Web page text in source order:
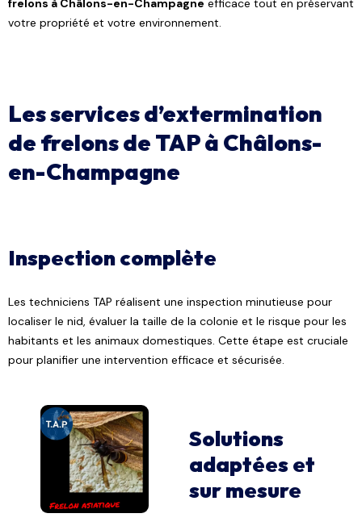
frelons à Châlons-en-Champagne efficace tout en préservant
votre propriété et votre environnement.
Les services d’extermination
de frelons de TAP à Châlons-
en-Champagne
Inspection complète
Les techniciens TAP réalisent une inspection minutieuse pour
localiser le nid, évaluer la taille de la colonie et le risque pour les
habitants et les animaux domestiques. Cette étape est cruciale
pour planifier une intervention efficace et sécurisée.
Solutions
adaptées et
sur mesure